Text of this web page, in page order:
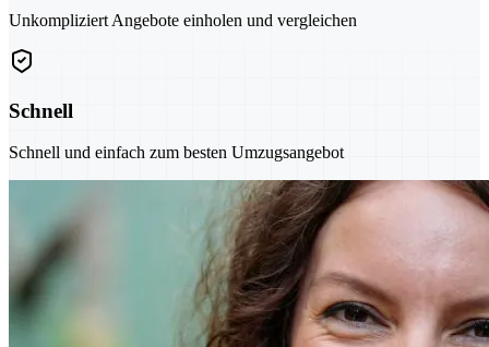
Unkompliziert Angebote einholen und vergleichen
Schnell
Schnell und einfach zum besten Umzugsangebot